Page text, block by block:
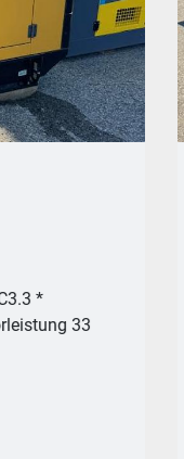
C3.3 *
65 kVA *